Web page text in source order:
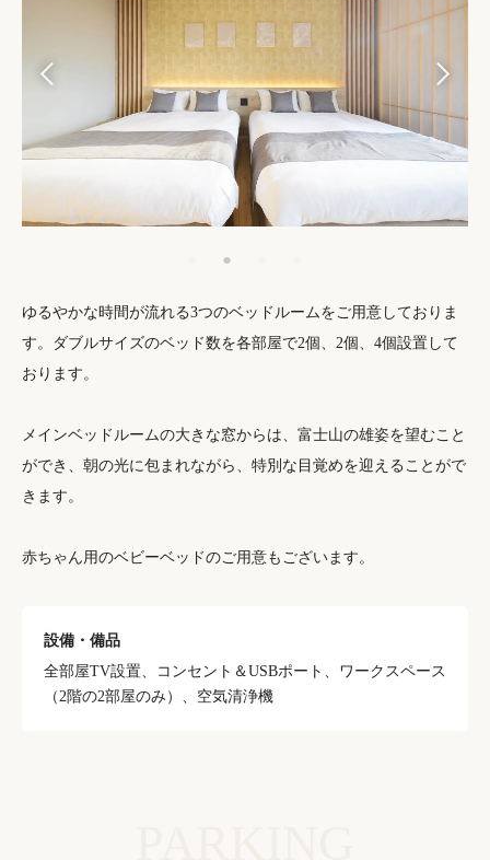
ゆるやかな時間が流れる3つのベッドルームをご用意しておりま
す。ダブルサイズのベッド数を各部屋で2個、2個、4個設置して
おります。
メインベッドルームの大きな窓からは、富士山の雄姿を望むこと
ができ、朝の光に包まれながら、特別な目覚めを迎えることがで
きます。
赤ちゃん用のベビーベッドのご用意もございます。
設備・備品
全部屋TV設置、コンセント＆USBポート、ワークスペース
（2階の2部屋のみ）、空気清浄機